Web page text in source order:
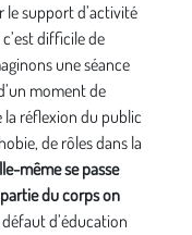
le support d’activité
difficile de
une séance
moment de
la réflexion du public
de rôles dans la
même se passe
du corps on
d’éducation